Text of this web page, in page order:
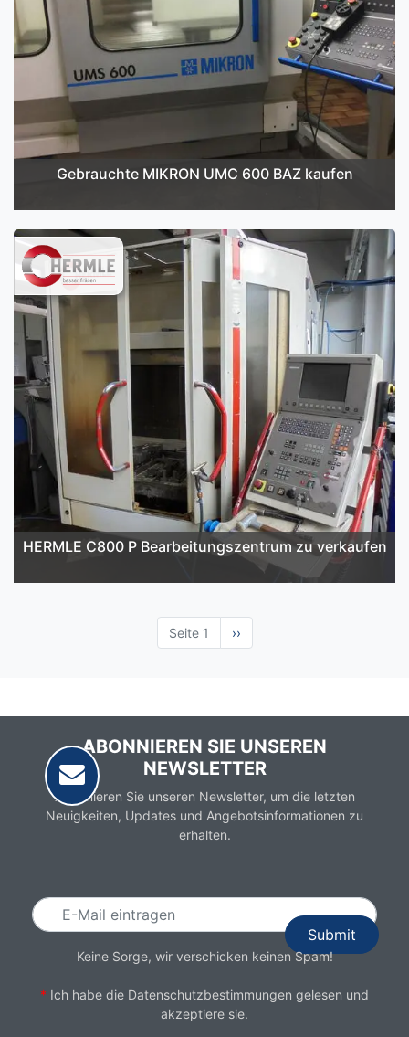
Gebrauchte MIKRON UMC 600 BAZ kaufen
HERMLE C800 P Bearbeitungszentrum zu verkaufen
Seite 1
Nächste
Seite
››
ABONNIEREN SIE UNSEREN
NEWSLETTER
Abonnieren Sie unseren Newsletter, um die letzten
Neuigkeiten, Updates und Angebotsinformationen zu
erhalten.
Keine Sorge, wir verschicken keinen Spam!
* Ich habe die Datenschutzbestimmungen gelesen und
akzeptiere sie.